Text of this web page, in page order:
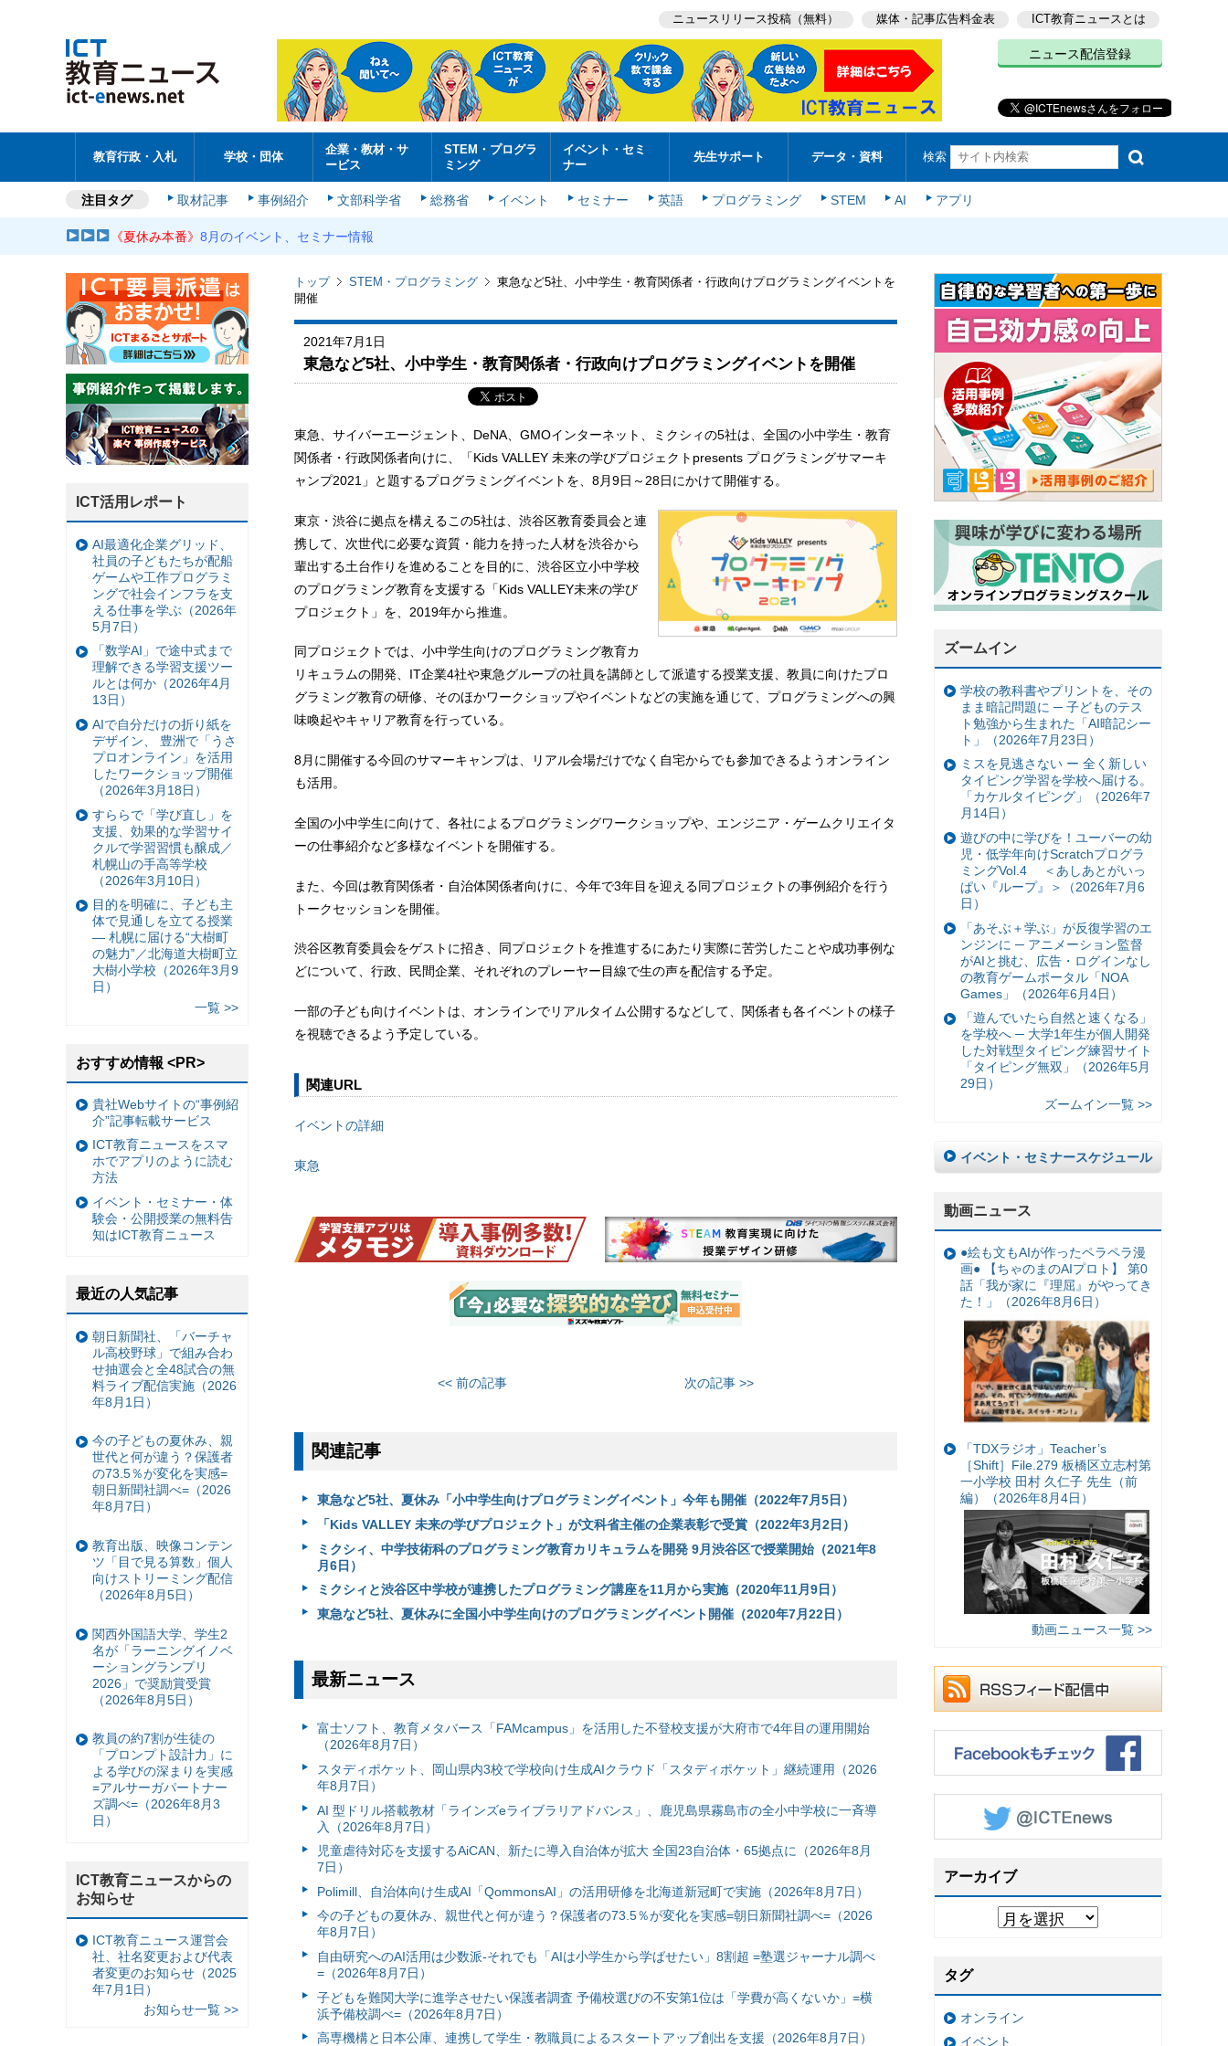
ニュースリリース投稿（無料） 媒体・記事広告料金表 ICT教育ニュースとは
ニュース配信登録
教育行政・入札 学校・団体
企業・教材・サ
ービス
STEM・プログラ
ミング
イベント・セミ
ナー
先生サポート データ・資料 検索
注目タグ 取材記事 事例紹介 文部科学省 総務省 イベント セミナー 英語 プログラミング STEM AI アプリ
《夏休み本番》8月のイベント、セミナー情報
トップ STEM・プログラミング
東急など5社、小中学生・教育関係者・行政向けプログラミングイベントを
開催
2021年7月1日
東急など5社、小中学生・教育関係者・行政向けプログラミングイベントを開催
東急、サイバーエージェント、DeNA、GMOインターネット、ミクシィの5社は、全国の小中学生・教育
関係者・行政関係者向けに、「Kids VALLEY 未来の学びプロジェクトpresents プログラミングサマーキ
ャンプ2021」と題するプログラミングイベントを、8月9日～28日にかけて開催する。
東京・渋谷に拠点を構えるこの5社は、渋谷区教育委員会と連
携して、次世代に必要な資質・能力を持った人材を渋谷から
輩出する土台作りを進めることを目的に、渋谷区立小中学校
のプログラミング教育を支援する「Kids VALLEY未来の学び
プロジェクト」を、2019年から推進。
同プロジェクトでは、小中学生向けのプログラミング教育カ
リキュラムの開発、IT企業4社や東急グループの社員を講師として派遣する授業支援、教員に向けたプロ
グラミング教育の研修、そのほかワークショップやイベントなどの実施を通じて、プログラミングへの興
味喚起やキャリア教育を行っている。
8月に開催する今回のサマーキャンプは、リアル会場だけでなく自宅からでも参加できるようオンライン
も活用。
全国の小中学生に向けて、各社によるプログラミングワークショップや、エンジニア・ゲームクリエイタ
ーの仕事紹介など多様なイベントを開催する。
また、今回は教育関係者・自治体関係者向けに、今年で3年目を迎える同プロジェクトの事例紹介を行う
トークセッションを開催。
渋谷区教育委員会をゲストに招き、同プロジェクトを推進するにあたり実際に苦労したことや成功事例な
どについて、行政、民間企業、それぞれのプレーヤー目線で生の声を配信する予定。
一部の子ども向けイベントは、オンラインでリアルタイム公開するなどして、関係者も各イベントの様子
を視聴できるよう予定している。
関連URL
イベントの詳細
東急
<< 前の記事 次の記事 >>
関連記事
東急など5社、夏休み「小中学生向けプログラミングイベント」今年も開催（2022年7月5日）
「Kids VALLEY 未来の学びプロジェクト」が文科省主催の企業表彰で受賞（2022年3月2日）
ミクシィ、中学技術科のプログラミング教育カリキュラムを開発 9月渋谷区で授業開始（2021年8
月6日）
ミクシィと渋谷区中学校が連携したプログラミング講座を11月から実施（2020年11月9日）
東急など5社、夏休みに全国小中学生向けのプログラミングイベント開催（2020年7月22日）
最新ニュース
富⼠ソフト、教育メタバース「FAMcampus」を活用した不登校支援が大府市で4年目の運用開始
（2026年8月7日）
スタディポケット、岡山県内3校で学校向け生成AIクラウド「スタディポケット」継続運用（2026
年8月7日）
AI 型ドリル搭載教材「ラインズeライブラリアドバンス」、鹿児島県霧島市の全小中学校に一斉導
入（2026年8月7日）
児童虐待対応を支援するAiCAN、新たに導入自治体が拡大 全国23自治体・65拠点に（2026年8月
7日）
Polimill、自治体向け生成AI「QommonsAI」の活用研修を北海道新冠町で実施（2026年8月7日）
今の子どもの夏休み、親世代と何が違う？保護者の73.5％が変化を実感=朝日新聞社調べ=（2026
年8月7日）
自由研究へのAI活用は少数派-それでも「AIは小学生から学ばせたい」8割超 =塾選ジャーナル調べ
=（2026年8月7日）
子どもを難関大学に進学させたい保護者調査 予備校選びの不安第1位は「学費が高くないか」=横
浜予備校調べ=（2026年8月7日）
高専機構と日本公庫、連携して学生・教職員によるスタートアップ創出を支援（2026年8月7日）
ズームイン
学校の教科書やプリントを、その
まま暗記問題に ─ 子どものテス
ト勉強から生まれた「AI暗記シー
ト」（2026年7月23日）
ミスを見逃さない ー 全く新しい
タイピング学習を学校へ届ける。
「カケルタイピング」（2026年7
月14日）
遊びの中に学びを！ユーバーの幼
児・低学年向けScratchプログラ
ミングVol.4 ＜あしあとがいっ
ぱい『ループ』＞（2026年7月6
日）
「あそぶ＋学ぶ」が反復学習のエ
ンジンに ─ アニメーション監督
がAIと挑む、広告・ログインなし
の教育ゲームポータル「NOA
Games」（2026年6月4日）
「遊んでいたら自然と速くなる」
を学校へ ─ 大学1年生が個人開発
した対戦型タイピング練習サイト
「タイピング無双」（2026年5月
29日）
ズームイン一覧 >>
イベント・セミナースケジュール
動画ニュース
●絵も文もAIが作ったペラペラ漫
画● 【ちゃのまのAIプロト】 第0
話「我が家に『理屈』がやってき
た！」（2026年8月6日）
「TDXラジオ」Teacher’s
［Shift］File.279 板橋区立志村第
一小学校 田村 久仁子 先生（前
編）（2026年8月4日）
動画ニュース一覧 >>
アーカイブ
タグ
オンライン
イベント
ICT活用レポート
AI最適化企業グリッド、
社員の子どもたちが配船
ゲームや工作プログラミ
ングで社会インフラを支
える仕事を学ぶ（2026年
5月7日）
「数学AI」で途中式まで
理解できる学習支援ツー
ルとは何か（2026年4月
13日）
AIで自分だけの折り紙を
デザイン、 豊洲で「うさ
プロオンライン」を活用
したワークショップ開催
（2026年3月18日）
すららで「学び直し」を
支援、効果的な学習サイ
クルで学習習慣も醸成／
札幌山の手高等学校
（2026年3月10日）
目的を明確に、子ども主
体で見通しを立てる授業
— 札幌に届ける“大樹町
の魅力”／北海道大樹町立
大樹小学校（2026年3月9
日）
一覧 >>
おすすめ情報 <PR>
貴社Webサイトの“事例紹
介”記事転載サービス
ICT教育ニュースをスマ
ホでアプリのように読む
方法
イベント・セミナー・体
験会・公開授業の無料告
知はICT教育ニュース
最近の人気記事
朝日新聞社、「バーチャ
ル高校野球」で組み合わ
せ抽選会と全48試合の無
料ライブ配信実施（2026
年8月1日）
今の子どもの夏休み、親
世代と何が違う？保護者
の73.5％が変化を実感=
朝日新聞社調べ=（2026
年8月7日）
教育出版、映像コンテン
ツ「目で見る算数」個人
向けストリーミング配信
（2026年8月5日）
関西外国語大学、学生2
名が「ラーニングイノベ
ーショングランプリ
2026」で奨励賞受賞
（2026年8月5日）
教員の約7割が生徒の
「プロンプト設計力」に
よる学びの深まりを実感
=アルサーガパートナー
ズ調べ=（2026年8月3
日）
ICT教育ニュースからの
お知らせ
ICT教育ニュース運営会
社、社名変更および代表
者変更のお知らせ（2025
年7月1日）
お知らせ一覧 >>